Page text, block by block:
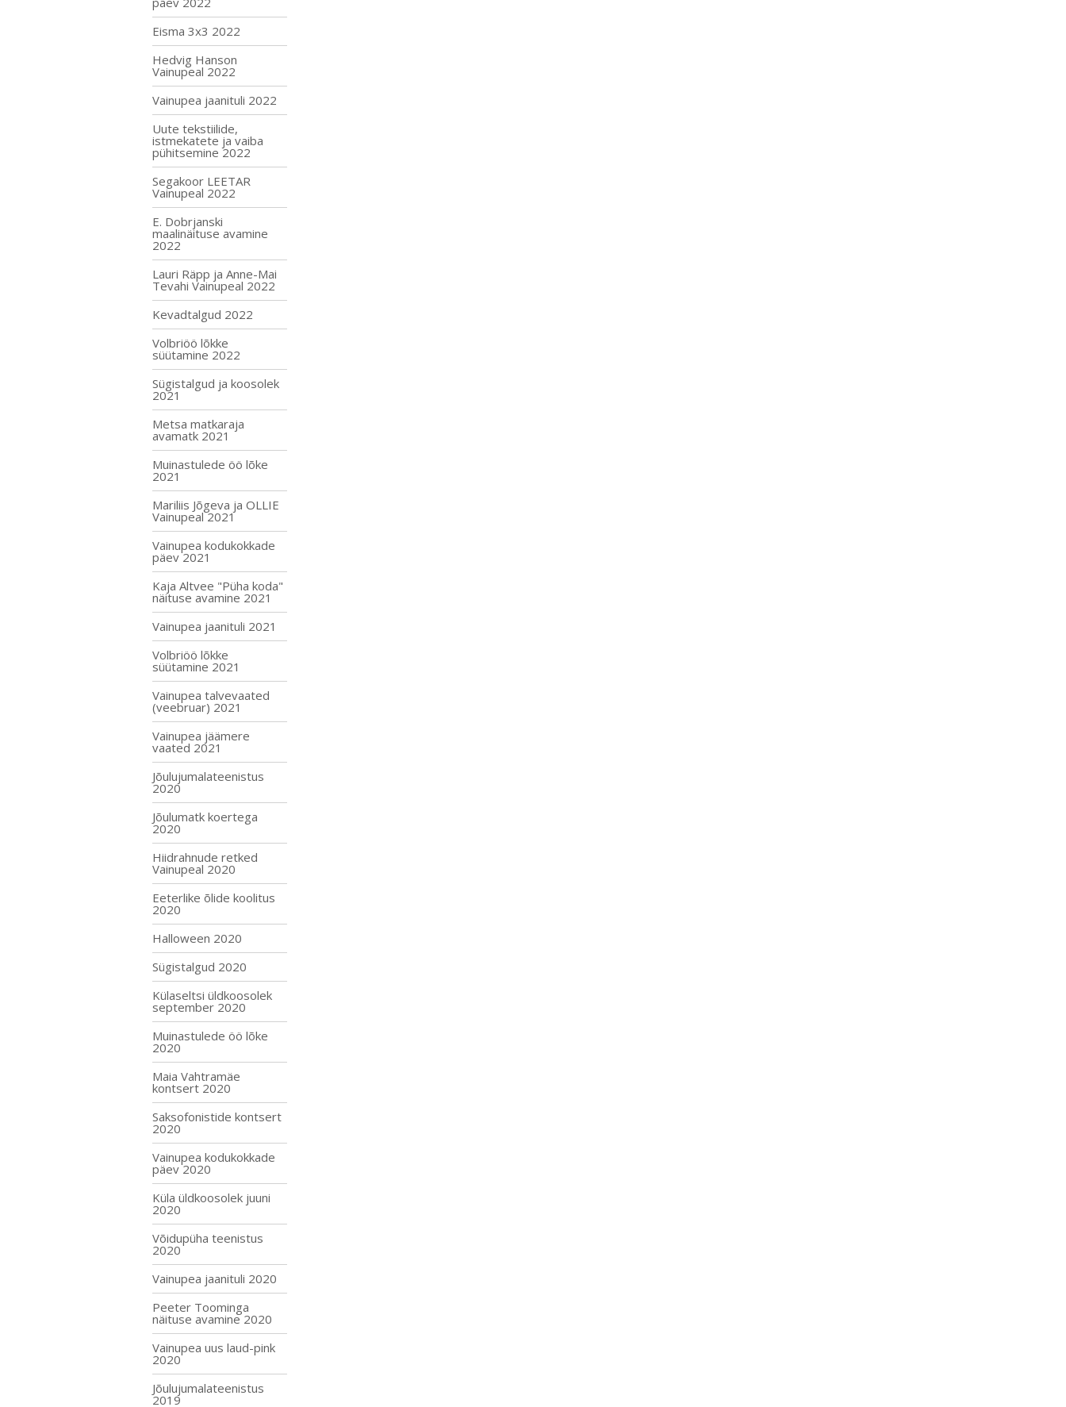
Eisma 3x3 2022
Hedvig Hanson
Vainupeal 2022
Vainupea jaanituli 2022
Uute tekstiilide,
istmekatete ja vaiba
pühitsemine 2022
Segakoor LEETAR
Vainupeal 2022
E. Dobrjanski
maalinäituse avamine
2022
Lauri Räpp ja Anne-Mai
Tevahi Vainupeal 2022
Kevadtalgud 2022
Volbriöö lõkke
süütamine 2022
Sügistalgud ja koosolek
2021
Metsa matkaraja
avamatk 2021
Muinastulede öö lõke
2021
Mariliis Jõgeva ja OLLIE
Vainupeal 2021
Vainupea kodukokkade
päev 2021
Kaja Altvee "Püha koda"
näituse avamine 2021
Vainupea jaanituli 2021
Volbriöö lõkke
süütamine 2021
Vainupea talvevaated
(veebruar) 2021
Vainupea jäämere
vaated 2021
Jõulujumalateenistus
2020
Jõulumatk koertega
2020
Hiidrahnude retked
Vainupeal 2020
Eeterlike õlide koolitus
2020
Halloween 2020
Sügistalgud 2020
Külaseltsi üldkoosolek
september 2020
Muinastulede öö lõke
2020
Maia Vahtramäe
kontsert 2020
Saksofonistide kontsert
2020
Vainupea kodukokkade
päev 2020
Küla üldkoosolek juuni
2020
Võidupüha teenistus
2020
Vainupea jaanituli 2020
Peeter Toominga
näituse avamine 2020
Vainupea uus laud-pink
2020
Jõulujumalateenistus
2019